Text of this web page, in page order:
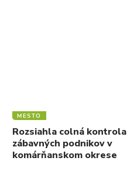
MESTO
Rozsiahla colná kontrola
zábavných podnikov v
komárňanskom okrese